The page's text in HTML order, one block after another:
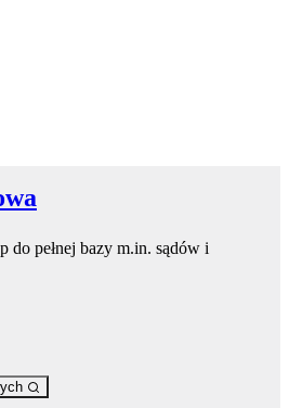
do pełnej bazy m.in. sądów i